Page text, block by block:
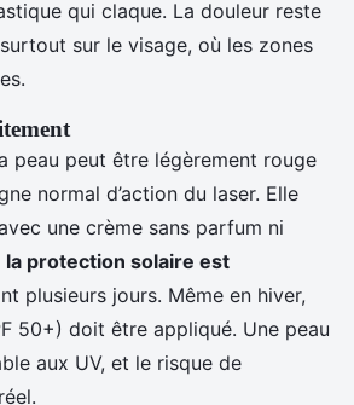
qui claque. La douleur reste
sur le visage, où les zones
peau peut être légèrement rouge
normal d’action du laser. Elle
une crème sans parfum ni
la protection solaire est
plusieurs jours. Même en hiver,
50+) doit être appliqué. Une peau
aux UV, et le risque de